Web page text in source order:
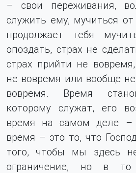
– свои переживания,
служить ему, мучиться
продолжает тебя
опоздать, страх не
страх прийти не
не вовремя или вообще
вовремя. Время
которому служат, его
время на самом деле –
время – это то, что
того, чтобы мы здесь
ограничение, но в